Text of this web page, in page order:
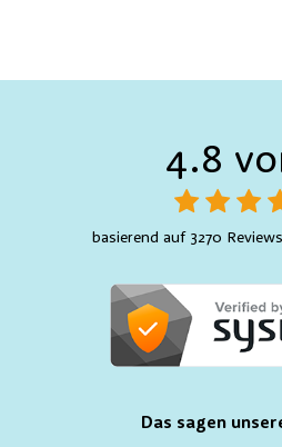
4.8
basierend auf 3270
Das sagen